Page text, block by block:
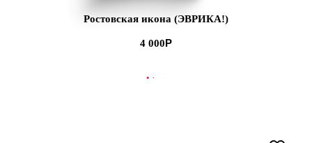
Ростовская икона (ЭВРИКА!)
4 000
В КОРЗИНУ